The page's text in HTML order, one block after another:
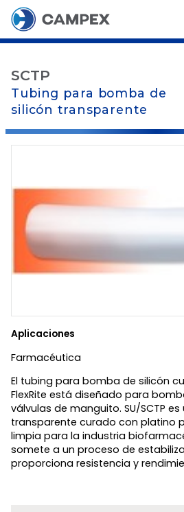
SCTP
Tubing para bomba de
silicón transparente
Aplicaciones
Farmacéutica
El tubing para bomba de silicón
FlexRite está diseñado para
válvulas de manguito. SU/SCTP
transparente curado con platino
limpia para la industria
somete a un proceso de
proporciona resistencia y